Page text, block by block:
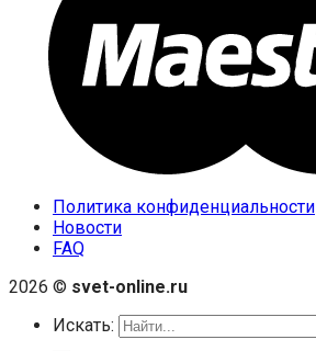
Политика конфиденциальности
Новости
FAQ
2026 © svet-online.ru
Искать: